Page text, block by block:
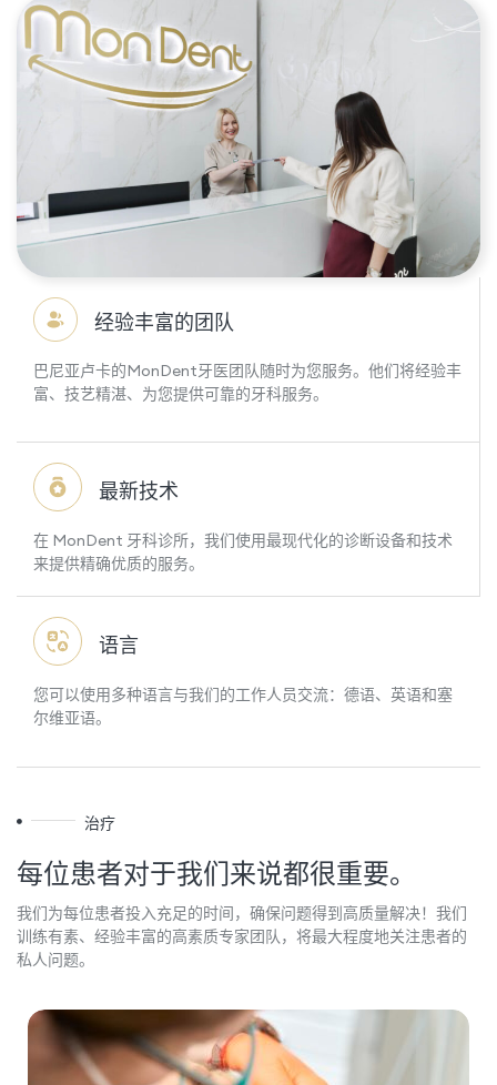
经验丰富的团队
巴尼亚卢卡的MonDent牙医团队随时为您服务。他们将经验丰
富、技艺精湛、为您提供可靠的牙科服务。
最新技术
在 MonDent 牙科诊所，我们使用最现代化的诊断设备和技术
来提供精确优质的服务。
语言
您可以使用多种语言与我们的工作人员交流：德语、英语和塞
尔维亚语。
治疗
每位患者对于我们来说都很重要。
我们为每位患者投入充足的时间，确保问题得到高质量解决！我们
训练有素、经验丰富的高素质专家团队，将最大程度地关注患者的
私人问题。